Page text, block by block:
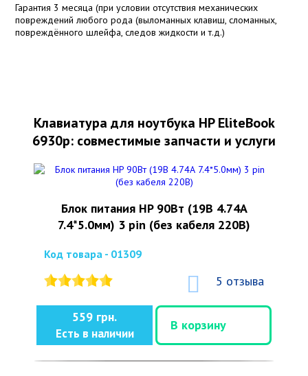
Гарантия 3 месяца (при условии отсутствия механических
повреждений любого рода (выломанных клавиш, сломанных,
повреждённого шлейфа, следов жидкости и т.д.)
Клавиатура для ноутбука HP EliteBook
6930p: совместимые запчасти и услуги
Блок питания HP 90Вт (19В 4.74А
7.4*5.0мм) 3 pin (без кабеля 220В)
Код товара - 01309
5 отзыва
559 грн.
Есть в наличии
В корзину